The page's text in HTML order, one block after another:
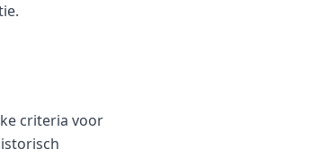
criteria voor